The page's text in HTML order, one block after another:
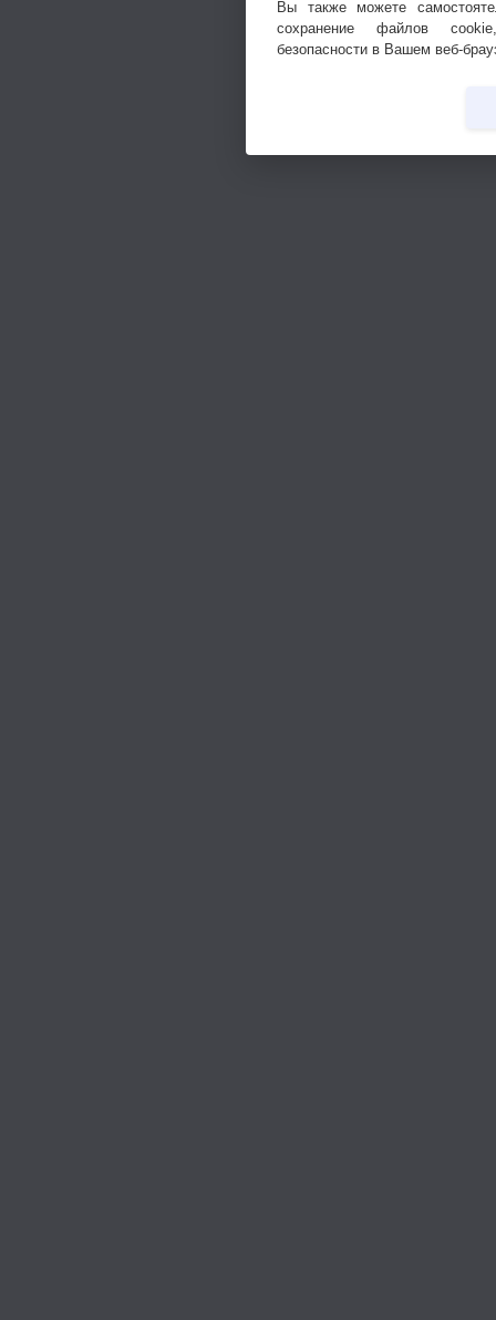
Вы также можете
сохранение файлов
безопасности в Вашем веб-